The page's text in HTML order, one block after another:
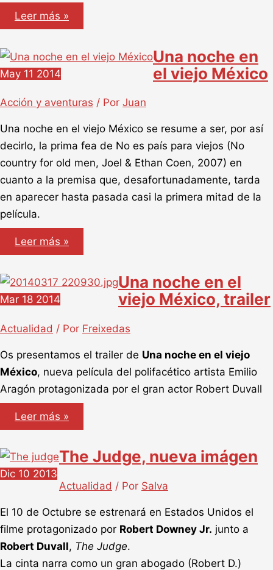
El
Juez,
vuelve
Downey
Jr
Leer más »
May 11 2014
Una noche en
el viejo México
Acción y aventuras / Por Juan
Una noche en el viejo México se resume a ser, por así
decirlo, la prima fea de No es país para viejos (No
country for old men, Joel & Ethan Coen, 2007) en
cuanto a la premisa que, desafortunadamente, tarda
en aparecer hasta pasada casi la primera mitad de la
película.
Una
noche
en
viejo
México
Leer más »
Mar 18 2014
Una noche en el
viejo México, trailer
Actualidad / Por Freixedas
Os presentamos el trailer de Una noche en el viejo
México, nueva película del polifacético artista Emilio
Aragón protagonizada por el gran actor Robert Duvall
Una
noche
en
viejo
México,
trailer
Leer más »
Dic 10 2013
The Judge, nueva imágen
Actualidad / Por Salva
El 10 de Octubre se estrenará en Estados Unidos el
filme protagonizado por Robert Downey Jr. junto a
Robert Duvall, The Judge.
La cinta narra como un gran abogado (Robert D.)